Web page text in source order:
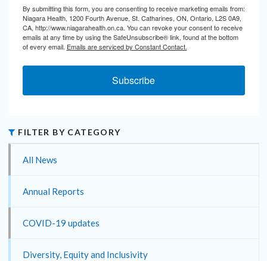
By submitting this form, you are consenting to receive marketing emails from:
Niagara Health, 1200 Fourth Avenue, St. Catharines, ON, Ontario, L2S 0A9,
CA, http://www.niagarahealth.on.ca. You can revoke your consent to receive
emails at any time by using the SafeUnsubscribe® link, found at the bottom
of every email. Emails are serviced by Constant Contact.
Subscribe
FILTER BY CATEGORY
All News
Annual Reports
COVID-19 updates
Diversity, Equity and Inclusivity